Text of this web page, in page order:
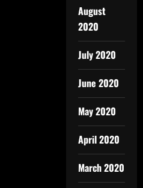
August
2020
July 2020
June 2020
May 2020
April 2020
March 2020